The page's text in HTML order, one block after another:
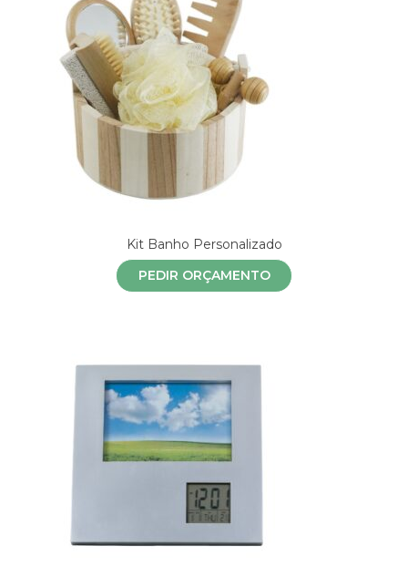
Kit Banho Personalizado
PEDIR ORÇAMENTO